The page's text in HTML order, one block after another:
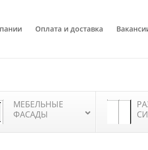
Оплата и доставка
МЕБЕЛЬНЫЕ
ФАСАДЫ